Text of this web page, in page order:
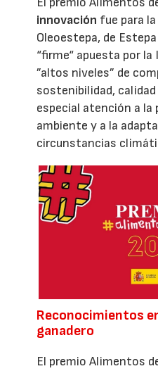
innovación fue para
Oleoestepa, de
“firme“ apuesta por
”altos niveles” de
sostenibilidad,
especial atención a
ambiente y a la
circunstancias
Reconocimientos
ganadero
El premio Alimentos